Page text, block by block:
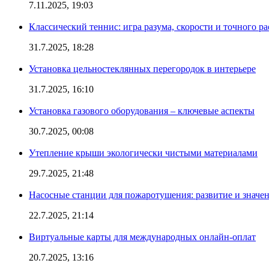
7.11.2025, 19:03
Классический теннис: игра разума, скорости и точного
31.7.2025, 18:28
Установка цельностеклянных перегородок в интерьере
31.7.2025, 16:10
Установка газового оборудования – ключевые аспекты
30.7.2025, 00:08
Утепление крыши экологически чистыми материалами
29.7.2025, 21:48
Насосные станции для пожаротушения: развитие и
22.7.2025, 21:14
Виртуальные карты для международных онлайн-оплат
20.7.2025, 13:16